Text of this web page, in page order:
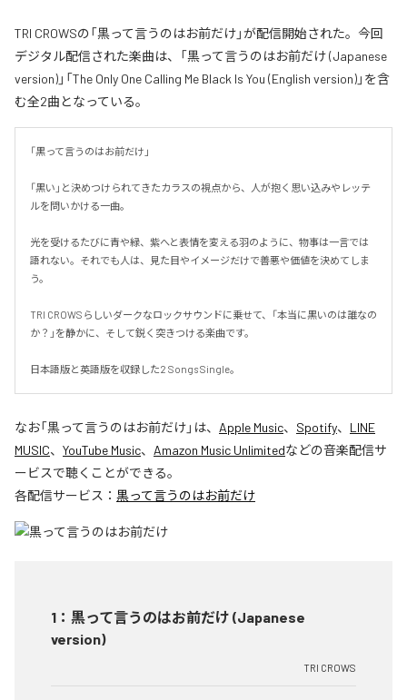
TRI CROWSの「黒って言うのはお前だけ」が配信開始された。今回
デジタル配信された楽曲は、「黒って言うのはお前だけ (Japanese
version)」「The Only One Calling Me Black Is You (English version)」を含
む全2曲となっている。
「黒って言うのはお前だけ」
「黒い」と決めつけられてきたカラスの視点から、人が抱く思い込みやレッテ
ルを問いかける一曲。
光を受けるたびに青や緑、紫へと表情を変える羽のように、物事は一言では
語れない。それでも人は、見た目やイメージだけで善悪や価値を決めてしま
う。
TRI CROWSらしいダークなロックサウンドに乗せて、「本当に黒いのは誰なの
か？」を静かに、そして鋭く突きつける楽曲です。
日本語版と英語版を収録した2 Songs Single。
なお「黒って言うのはお前だけ」は、 Apple Music、 Spotify、 LINE
MUSIC、 YouTube Music、 Amazon Music Unlimitedなどの音楽配信サ
ービスで聴くことができる。
各配信サービス： 黒って言うのはお前だけ
1 ： 黒って言うのはお前だけ (Japanese
version)
TRI CROWS